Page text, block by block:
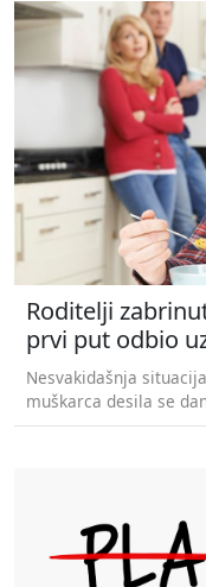
Roditelji
prvi put odbio
Nesvakidašnja
muškarca desila se